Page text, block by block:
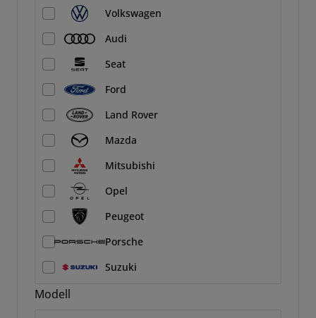
Volkswagen
Audi
Seat
Ford
Land Rover
Mazda
Mitsubishi
Opel
Peugeot
Porsche
Suzuki
Modell